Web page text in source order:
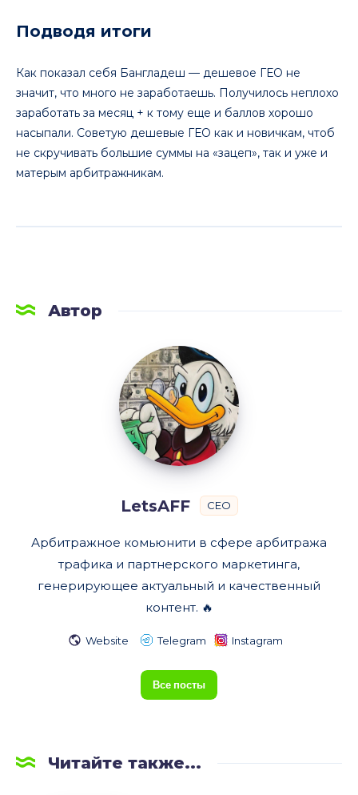
Подводя итоги
Как показал себя Бангладеш — дешевое ГЕО не
значит, что много не заработаешь. Получилось неплохо
заработать за месяц + к тому еще и баллов хорошо
насыпали. Советую дешевые ГЕО как и новичкам, чтоб
не скручивать большие суммы на «зацеп», так и уже и
матерым арбитражникам.
Автор
LetsAFF
LetsAFF CEO
Арбитражное комьюнити в сфере арбитража
трафика и партнерского маркетинга,
генерирующее актуальный и качественный
контент. 🔥
Website Telegram Instagram
Все посты
Читайте также...